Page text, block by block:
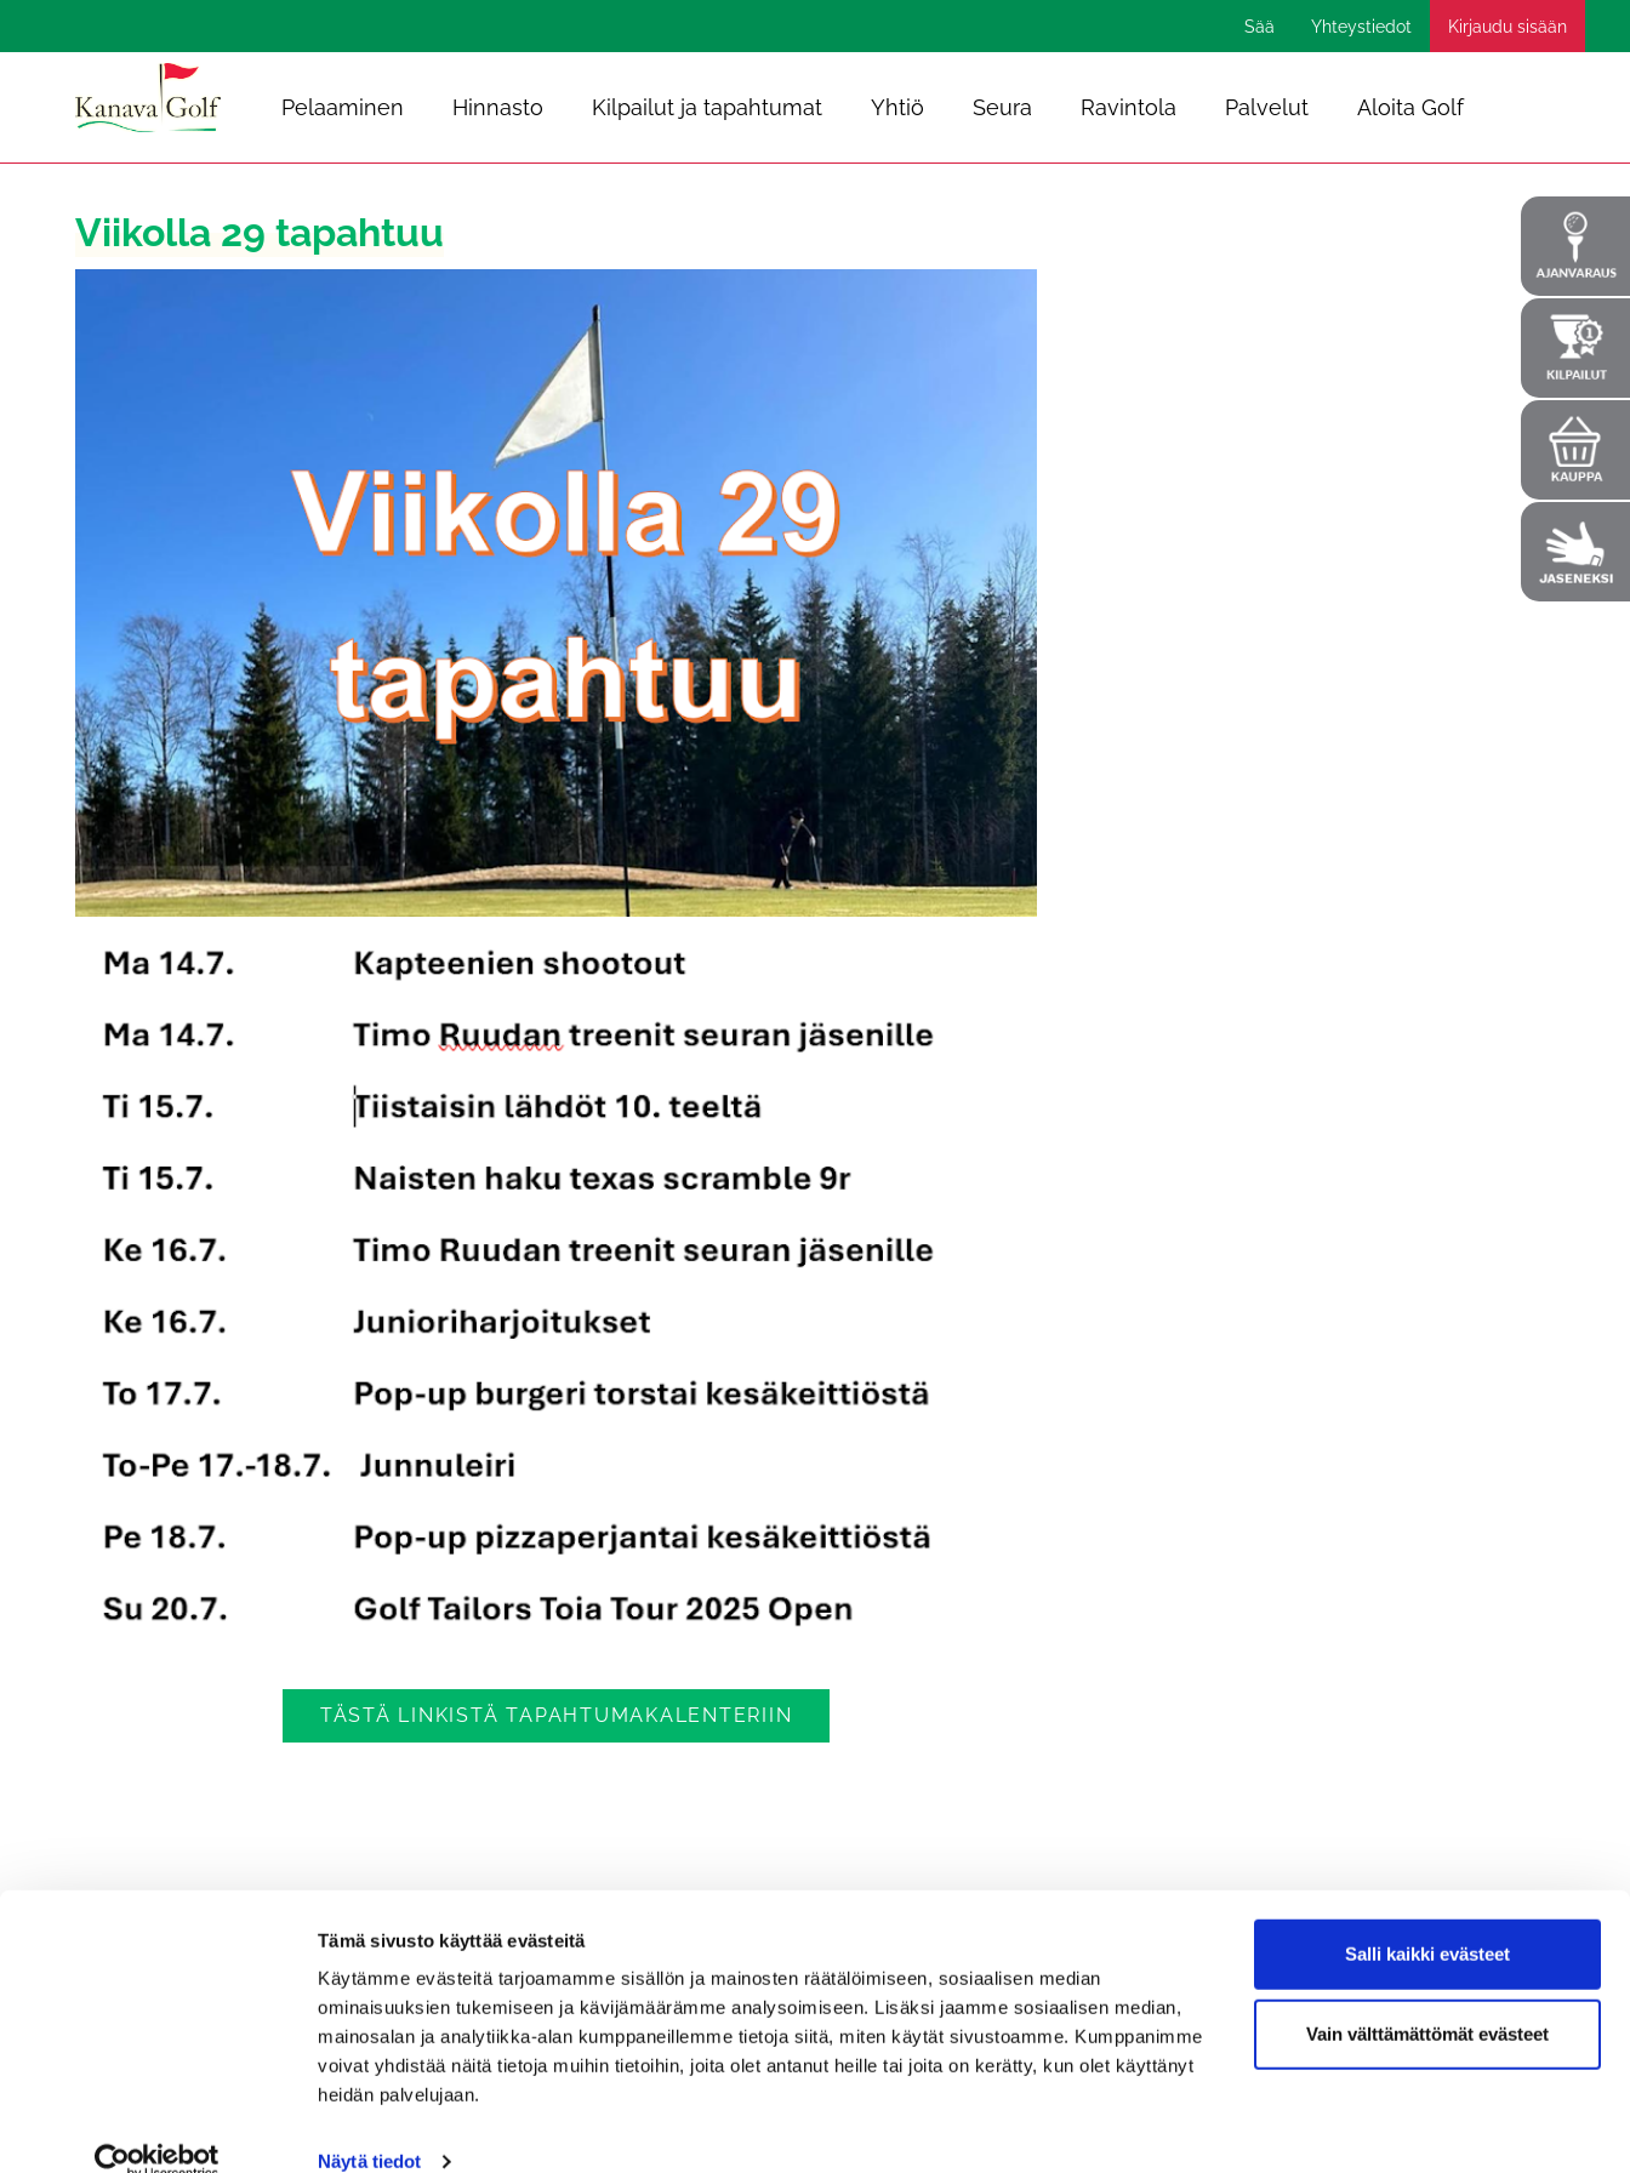
Tämä sivusto käyttää evästeitä
Käytämme evästeitä tarjoamamme sisällön ja mainosten räätälöimiseen, sosiaalisen median
ominaisuuksien tukemiseen ja kävijämäärämme analysoimiseen. Lisäksi jaamme sosiaalisen median,
mainosalan ja analytiikka-alan kumppaneillemme tietoja siitä, miten käytät sivustoamme. Kumppanimme
voivat yhdistää näitä tietoja muihin tietoihin, joita olet antanut heille tai joita on kerätty, kun olet käyttänyt
heidän palvelujaan.
Näytä tiedot
Salli kaikki evästeet
Vain välttämättömät evästeet
Sää Yhteystiedot Kirjaudu sisään
Pelaaminen Hinnasto Kilpailut ja tapahtumat Yhtiö Seura Ravintola Palvelut Aloita Golf
Viikolla 29 tapahtuu
TÄSTÄ LINKISTÄ TAPAHTUMAKALENTERIIN
Tehtaantie 3, 17200 Vääksy
Caddiemaster Seuraa meitä